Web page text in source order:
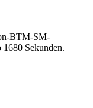
BTM-SM-
Sekunden.